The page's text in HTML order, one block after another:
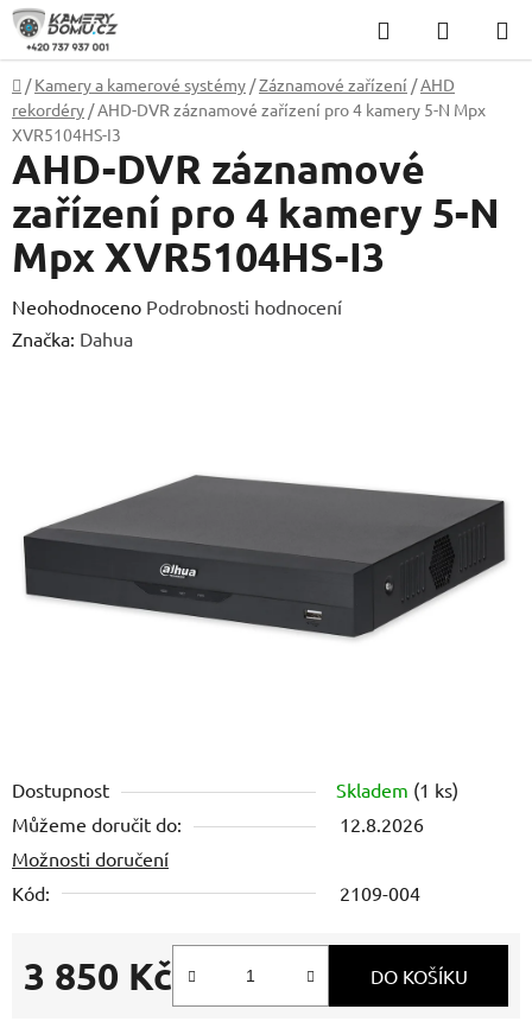
Přejít
obsah
Hledat
KOŠÍK
Domů
/ Kamery a kamerové systémy /Záznamové zařízení /AHD
rekordéry /AHD-DVR záznamové zařízení pro 4 kamery 5-N Mpx
XVR5104HS-I3
Dostupnost Skladem (1 ks)
Můžeme doručit do:
12.8.2026
Možnosti doručení
Kód:
2109-004
3 850 Kč DO KOŠÍKU
AHD-DVR záznamové
zařízení pro 4 kamery 5-N
Mpx XVR5104HS-I3
Průměrné
hodnocení
hvězdiček.
Neohodnoceno Podrobnosti hodnocení
Značka: Dahua